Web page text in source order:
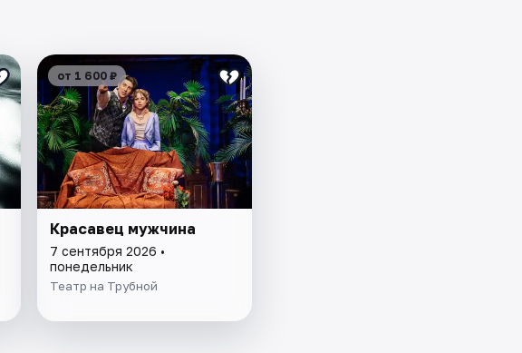
от 1 600 ₽
Красавец мужчина
7 сентября 2026 •
понедельник
Театр на Трубной